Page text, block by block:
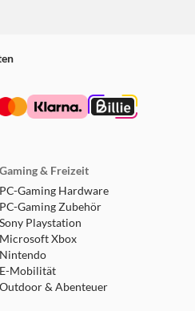
Gaming & Freizeit
PC-Gaming Hardware
PC-Gaming Zubehör
Sony Playstation
Microsoft Xbox
Nintendo
E-Mobilität
Outdoor & Abenteuer